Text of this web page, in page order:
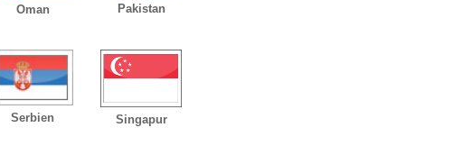
Oman Pakistan
Serbien Singapur